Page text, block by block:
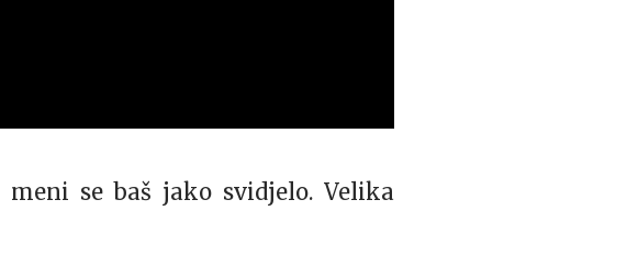
se baš jako svidjelo. Velika